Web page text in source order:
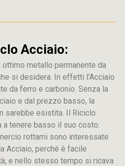
Acciaio:
metallo permanente da
si desidera. In effetti l’Acciaio
da ferro e carbonio. Senza la
e dal prezzo basso, la
sarebbe esistita. Il Riciclo
a tenere basso il suo costo.
rottami sono interessate
Acciaio, perché è facile
e nello stesso tempo si ricava